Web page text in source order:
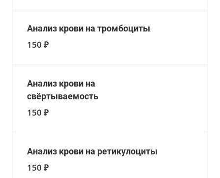
Анализ крови на тромбоциты
150 ₽
Анализ крови на
свёртываемость
150 ₽
Анализ крови на ретикулоциты
150 ₽